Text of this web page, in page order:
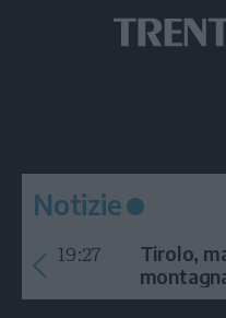
CRONACA
CULTURA
Notizie
19:27
Tirolo,